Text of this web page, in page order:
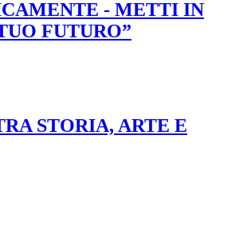
- METTI IN
FUTURO”
STORIA, ARTE E